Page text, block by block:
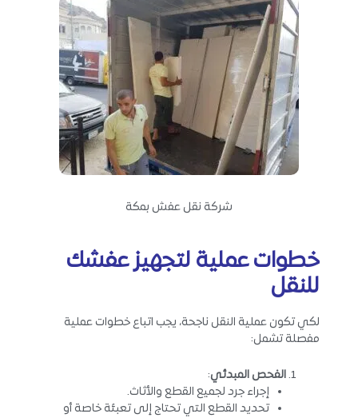
شركة نقل عفش بمكة
خطوات عملية لتجهيز عفشك
للنقل
لكي تكون عملية النقل ناجحة، يجب اتباع خطوات عملية
مفصلة تشمل:
الفحص المبدئي:
إجراء جرد لجميع القطع والأثاث.
تحديد القطع التي تحتاج إلى تعبئة خاصة أو